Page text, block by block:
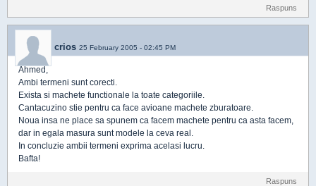
Raspuns
crios 25 February 2005 - 02:45 PM
Ahmed,
Ambi termeni sunt corecti.
Exista si machete functionale la toate categoriile.
Cantacuzino stie pentru ca face avioane machete zburatoare.
Noua insa ne place sa spunem ca facem machete pentru ca asta facem,
dar in egala masura sunt modele la ceva real.
In concluzie ambii termeni exprima acelasi lucru.
Bafta!
Raspuns